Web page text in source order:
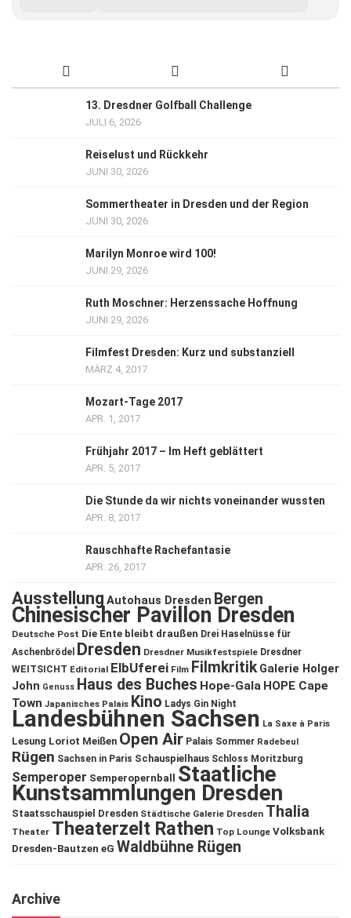
13. Dresdner Golfball Challenge
JULI 6, 2026
Reiselust und Rückkehr
JUNI 30, 2026
Sommertheater in Dresden und der Region
JUNI 30, 2026
Marilyn Monroe wird 100!
JUNI 29, 2026
Ruth Moschner: Herzenssache Hoffnung
JUNI 29, 2026
Filmfest Dresden: Kurz und substanziell
MÄRZ 4, 2017
Mozart-Tage 2017
APR. 1, 2017
Frühjahr 2017 – Im Heft geblättert
APR. 5, 2017
Die Stunde da wir nichts voneinander wussten
APR. 8, 2017
Rauschhafte Rachefantasie
APR. 26, 2017
Ausstellung Autohaus Dresden Bergen
Chinesischer Pavillon Dresden
Deutsche Post Die Ente bleibt draußen Drei Haselnüsse für
Aschenbrödel
Dresden Dresdner Musikfestspiele Dresdner
WEITSICHT Editorial ElbUferei Film Filmkritik Galerie Holger
John Genuss Haus des Buches Hope-Gala HOPE Cape
Town Japanisches Palais Kino Ladys Gin Night
Landesbühnen Sachsen La Saxe à Paris
Lesung Loriot Meißen Open Air Palais Sommer Radebeul
Rügen Sachsen in Paris Schauspielhaus Schloss Moritzburg
Semperoper Semperopernball Staatliche
Kunstsammlungen Dresden
Staatsschauspiel Dresden Städtische Galerie Dresden Thalia
Theater Theaterzelt Rathen Top Lounge Volksbank
Dresden-Bautzen eG Waldbühne Rügen
Archive